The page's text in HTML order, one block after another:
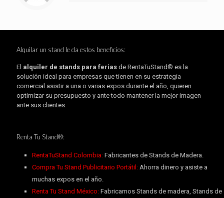
Alquilar un stand le da estos beneficios:
El alquiler de stands para ferias de RentaTuStand® es la
solución ideal para empresas que tienen en su estrategia
comercial asistir a una o varias expos durante el año, quieren
optimizar su presupuesto y ante todo mantener la mejor imagen
ante sus clientes.
Renta Tu Stand®:
RentaTuStand Colombia: Fabricantes de Stands de Madera.
Compra Tu Stand Publicitario Portátil:Ahorra dinero y asiste a
muchas expos en el año.
Renta Tu Stand México:Fabricamos Stands de madera, Stands de